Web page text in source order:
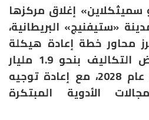
إغلاق مركزها
«ستيفنيج» البريطانية،
محاور خطة إعادة هيكلة
عالمية تستهدف خفض التكاليف بنحو 1.9 مليار
جنيه إسترليني بحلول عام 2028، مع إعادة توجيه
الأدوية المبتكرة